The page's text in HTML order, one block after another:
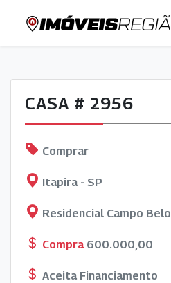
CASA # 2956
Comprar
Itapira - SP
Residencial Campo Belo
Compra 600.000,00
Aceita Financiamento